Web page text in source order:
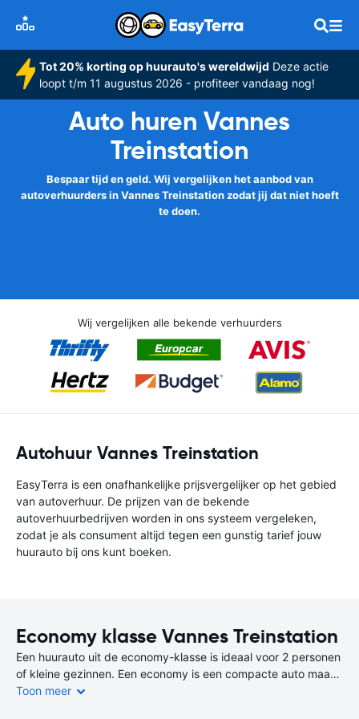
Tot 20% korting op huurauto's wereldwijd Deze actie
loopt t/m 11 augustus 2026 - profiteer vandaag nog!
Auto huren Vannes
Treinstation
Bespaar tijd en geld. Wij vergelijken het aanbod van
autoverhuurders in Vannes Treinstation zodat jij dat niet hoeft
te doen.
Wij vergelijken alle bekende verhuurders
Autohuur Vannes Treinstation
EasyTerra is een onafhankelijke prijsvergelijker op het gebied
van autoverhuur. De prijzen van de bekende
autoverhuurbedrijven worden in ons systeem vergeleken,
zodat je als consument altijd tegen een gunstig tarief jouw
huurauto bij ons kunt boeken.
Economy klasse Vannes Treinstation
Een huurauto uit de economy-klasse is ideaal voor 2 personen
of kleine gezinnen. Een economy is een compacte auto maar
biedt wat meer comfort dan een auto uit de miniklasse.
Toon meer